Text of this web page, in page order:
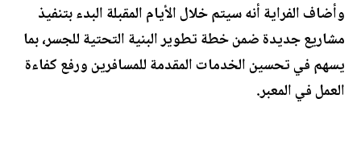
وأضاف الفراية أنه سيتم خلال الأيام المقبلة البدء بتنفيذ
مشاريع جديدة ضمن خطة تطوير البنية التحتية للجسر، بما
يسهم في تحسين الخدمات المقدمة للمسافرين ورفع كفاءة
العمل في المعبر.